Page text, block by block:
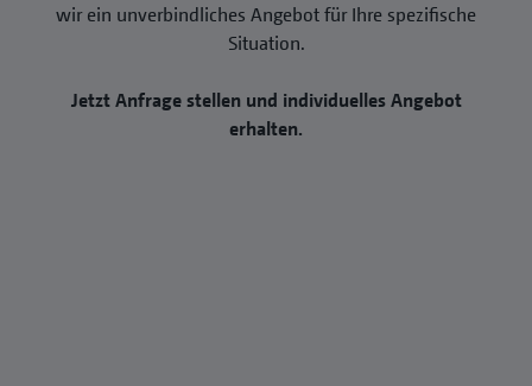
wir ein unverbindliches Angebot für Ihre spezifische
Situation.
Jetzt Anfrage stellen und individuelles Angebot
erhalten.